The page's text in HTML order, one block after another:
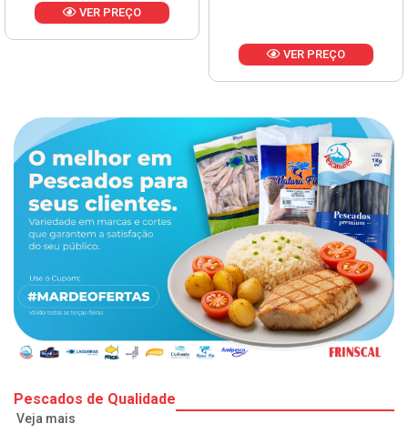
Pescados de Qualidade
Veja mais